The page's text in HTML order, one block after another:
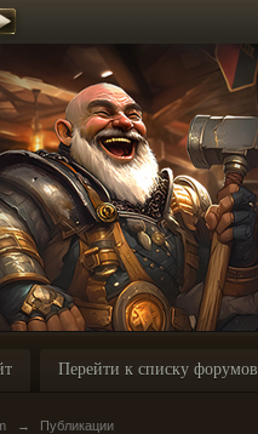
Перейти к списку форумов
→ Публикации